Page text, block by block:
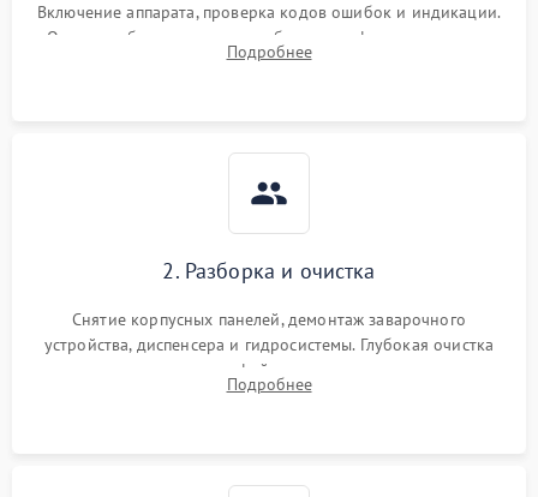
Включение аппарата, проверка кодов ошибок и индикации.
Оценка работы помпы, термоблока и кофемолки на слух.
Измерение температуры и давления воды для выявления
Подробнее
2. Разборка и очистка
Снятие корпусных панелей, демонтаж заварочного
устройства, диспенсера и гидросистемы. Глубокая очистка
внутренних узлов от кофейных масел, жмыха и накипи.
Промывка дренажных каналов и фильтров с использованием
Подробнее